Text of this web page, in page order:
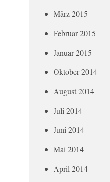
März 2015
Februar 2015
Januar 2015
Oktober 2014
August 2014
Juli 2014
Juni 2014
Mai 2014
April 2014